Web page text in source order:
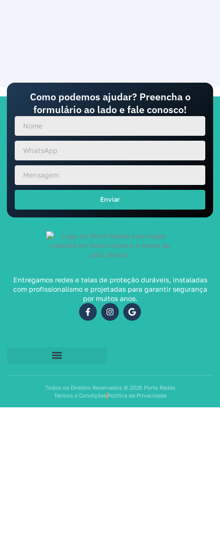
Como podemos ajudar? Preencha o
formulário ao lado e fale conosco!
Enviar
Entregamos redes e telas de proteção duráveis, instaladas
com profissionalismo e projetadas para garantir segurança
por muitos anos.
Todos os Direitos Reservados © 2026 Porto Redes
Termos e Condições Política de Privacidade